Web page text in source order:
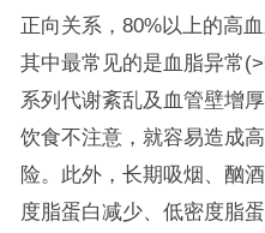
正向关系，80%以上的高
其中最常见的是血脂异常
系列代谢紊乱及血管壁增
饮食不注意，就容易造成
险。此外，长期吸烟、酗
度脂蛋白减少、低密度脂